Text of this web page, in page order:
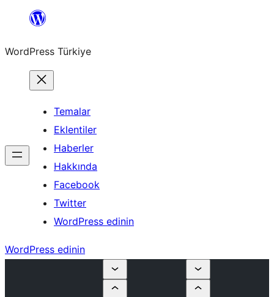
İçeriğe
WordPress Türkiye
Temalar
Eklentiler
Haberler
Hakkında
Facebook
Twitter
WordPress edinin
WordPress edinin